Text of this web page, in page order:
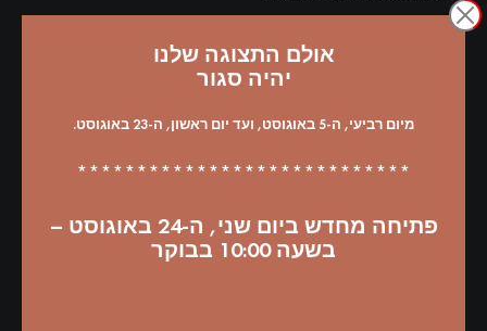
• אורך חיים ארוך
• עמידות ללחות, כתמים ואבק
• מאפשר ניקוי קל
• מושלם לפרויקטים עם תעבורה גבוהה
• מוצר בעל תו איכות אקולוגי
אולם התצוגה שלנו
יהיה סגור
מיום רביעי, ה-5 באוגוסט, ועד יום ראשון, ה-23 באוגוסט.
****************************
פתיחה מחדש ביום שני, ה-24 באוגוסט –
בשעה 10:00 בבוקר